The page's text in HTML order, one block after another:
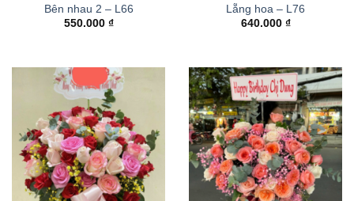
Bên nhau 2 – L66
550.000 ₫
Lẵng hoa – L76
640.000 ₫